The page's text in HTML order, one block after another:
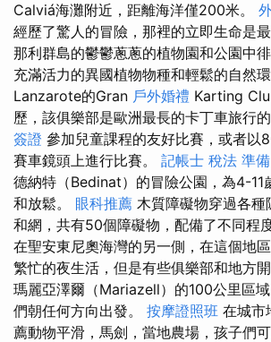
Calviá海灘附近，距離海洋僅200米。
經歷了驚人的冒險，那裡的立即生命是
那利群島的鬱鬱蔥蔥的植物園和公園中
充滿活力的異國植物物種和輕鬆的自然
Lanzarote的Gran 戶外婚禮 Karting
歷，該俱樂部是歐洲最長的卡丁車旅行
簽證 參加兒童課程的友好比賽，或者以
賽車鏡頭上進行比賽。 記帳士 稅法 準備
德納特（Bedinat）的冒險公園，為4-11
和放鬆。 眼科推薦 木質障礙物穿過各種
和網，共有50個障礙物，配備了不同程
在聖安東尼奧海灣的另一側，在這個地
繁忙的夜生活，但是有些俱樂部和地方
瑪麗亞澤爾（Mariazell）的100公里區
們朝任何方向出發。 按摩證照班 在城市
薦動物平滑，馬劍，當地農場，孩子們